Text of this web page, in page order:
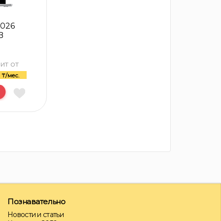
от
₸/мес.
Познавательно
Новости и статьи